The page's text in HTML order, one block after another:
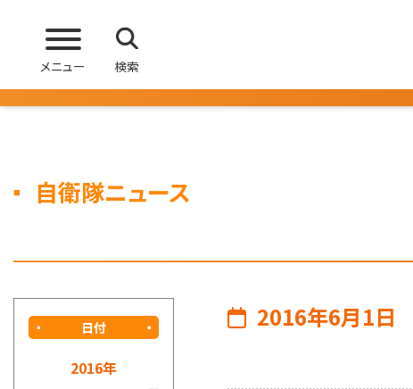
メニュー 検索
自衛隊ニュース
日付
2016年
2016年6月1日